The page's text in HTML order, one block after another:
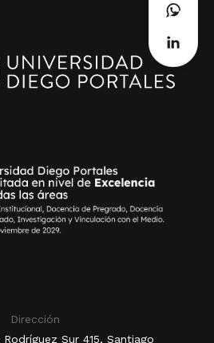
Dirección
Sur 415, Santiago